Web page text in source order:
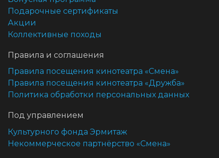
Подарочные сертификаты
Акции
Коллективные походы
Правила и соглашения
Правила посещения кинотеатра «Смена»
Правила посещения кинотеатра «Дружба»
Политика обработки персональных данных
Под управлением
Культурного фонда Эрмитаж
Некоммерческое партнёрство «Смена»